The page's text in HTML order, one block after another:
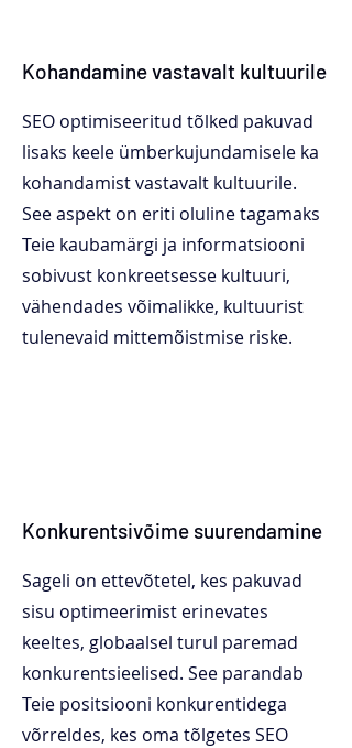
Kohandamine vastavalt kultuurile
SEO optimiseeritud tõlked pakuvad
lisaks keele ümberkujundamisele ka
kohandamist vastavalt kultuurile.
See aspekt on eriti oluline tagamaks
Teie kaubamärgi ja informatsiooni
sobivust konkreetsesse kultuuri,
vähendades võimalikke, kultuurist
tulenevaid mittemõistmise riske.
Konkurentsivõime suurendamine
Sageli on ettevõtetel, kes pakuvad
sisu optimeerimist erinevates
keeltes, globaalsel turul paremad
konkurentsieelised. See parandab
Teie positsiooni konkurentidega
võrreldes, kes oma tõlgetes SEO